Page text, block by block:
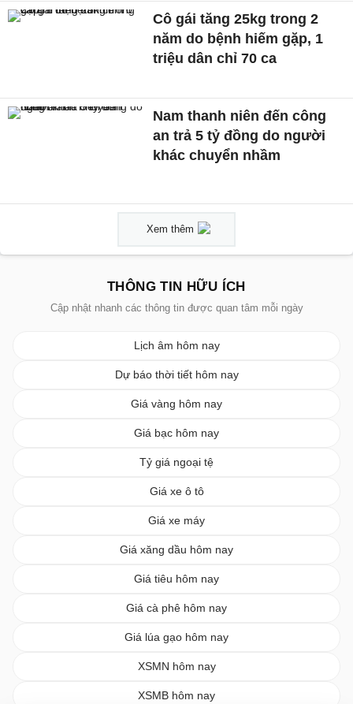
Cô gái tăng 25kg trong 2
năm do bệnh hiếm gặp, 1
triệu dân chỉ 70 ca
Nam thanh niên đến công
an trả 5 tỷ đồng do người
khác chuyển nhầm
Xem thêm
THÔNG TIN HỮU ÍCH
Cập nhật nhanh các thông tin được quan tâm mỗi ngày
Lịch âm hôm nay
Dự báo thời tiết hôm nay
Giá vàng hôm nay
Giá bạc hôm nay
Tỷ giá ngoại tệ
Giá xe ô tô
Giá xe máy
Giá xăng dầu hôm nay
Giá tiêu hôm nay
Giá cà phê hôm nay
Giá lúa gạo hôm nay
XSMN hôm nay
XSMB hôm nay